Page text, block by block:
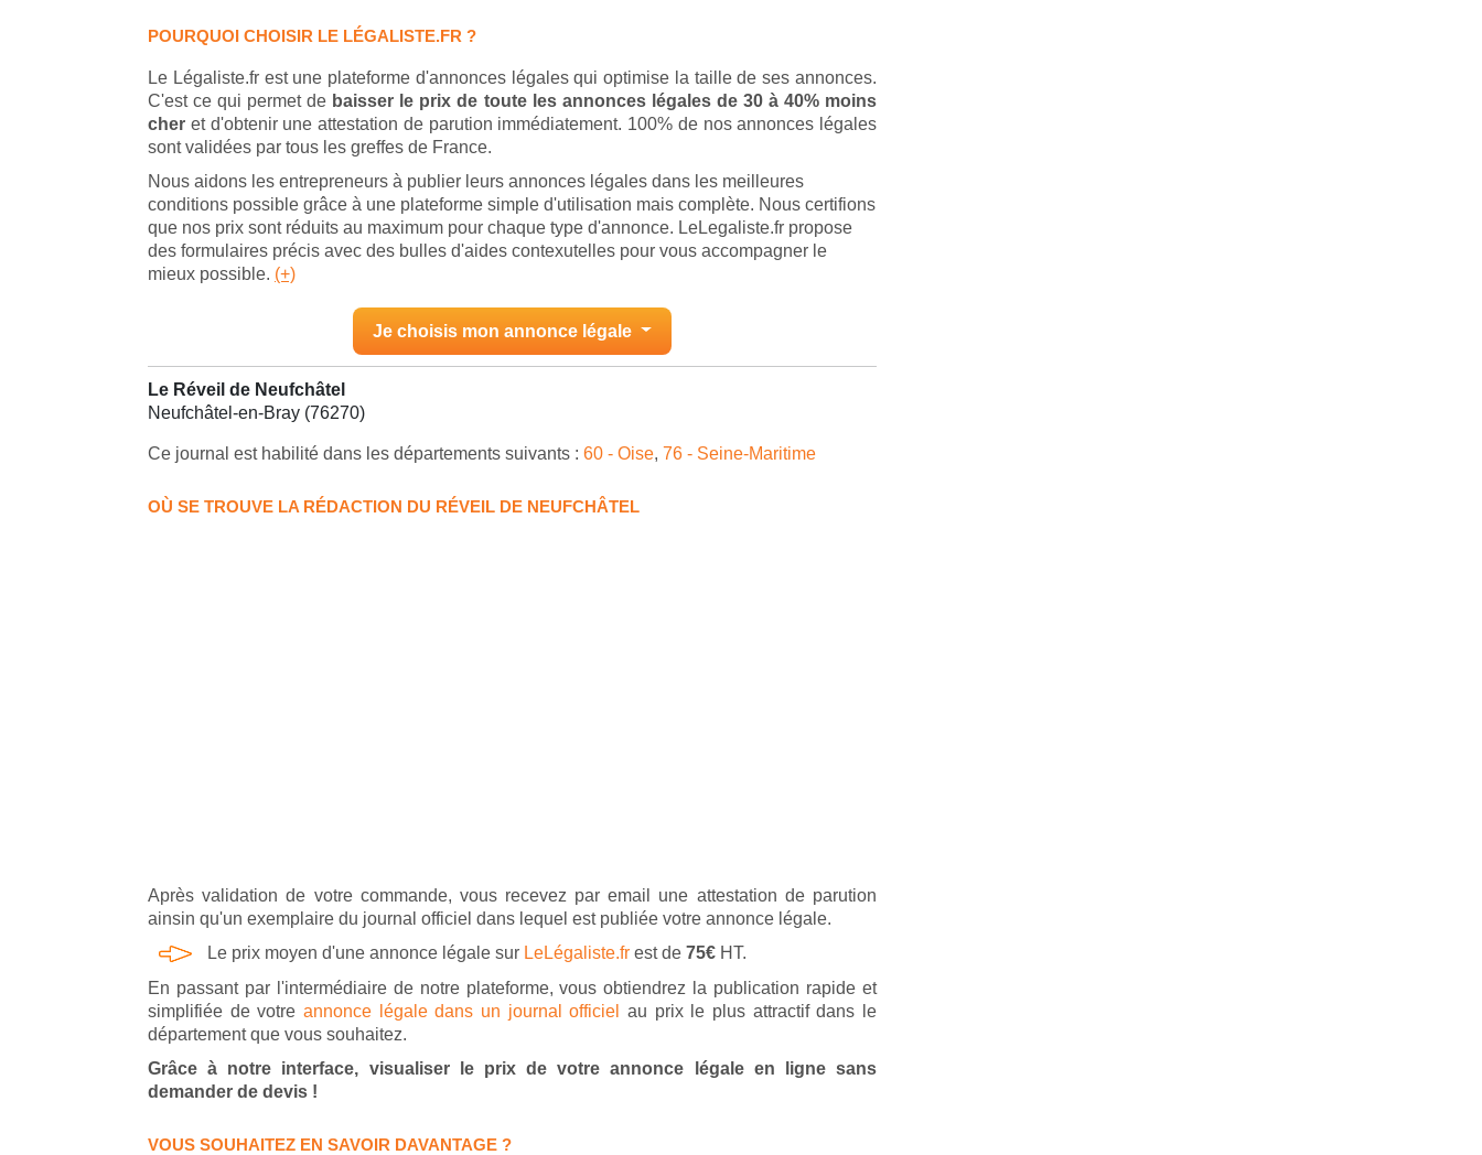
POURQUOI CHOISIR LE LÉGALISTE.FR ?
Le Légaliste.fr est une plateforme d'annonces légales qui optimise la taille de ses annonces.
C'est ce qui permet de baisser le prix de toute les annonces légales de 30 à 40% moins
cher et d'obtenir une attestation de parution immédiatement. 100% de nos annonces légales
sont validées par tous les greffes de France.
Nous aidons les entrepreneurs à publier leurs annonces légales dans les meilleures
conditions possible grâce à une plateforme simple d'utilisation mais complète. Nous certifions
que nos prix sont réduits au maximum pour chaque type d'annonce. LeLegaliste.fr propose
des formulaires précis avec des bulles d'aides contexutelles pour vous accompagner le
mieux possible. (+)
Je choisis mon annonce légale
Le Réveil de Neufchâtel
Neufchâtel-en-Bray (76270)
Ce journal est habilité dans les départements suivants : 60 - Oise, 76 - Seine-Maritime
OÙ SE TROUVE LA RÉDACTION DU RÉVEIL DE NEUFCHÂTEL
Après validation de votre commande, vous recevez par email une attestation de parution
ainsin qu'un exemplaire du journal officiel dans lequel est publiée votre annonce légale.
Le prix moyen d'une annonce légale sur LeLégaliste.fr est de 75€ HT.
En passant par l'intermédiaire de notre plateforme, vous obtiendrez la publication rapide et
simplifiée de votre annonce légale dans un journal officiel
au prix le plus attractif dans le
département que vous souhaitez.
Grâce à notre interface, visualiser le prix de votre annonce légale en ligne sans
demander de devis !
VOUS SOUHAITEZ EN SAVOIR DAVANTAGE ?